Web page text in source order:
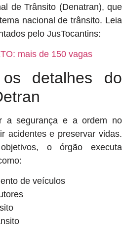
de Trânsito (Denatran), que
nacional de trânsito. Leia
pelo JusTocantins:
mais de 150 vagas
detalhes do
a segurança e a ordem no
acidentes e preservar vidas.
o órgão executa
de veículos